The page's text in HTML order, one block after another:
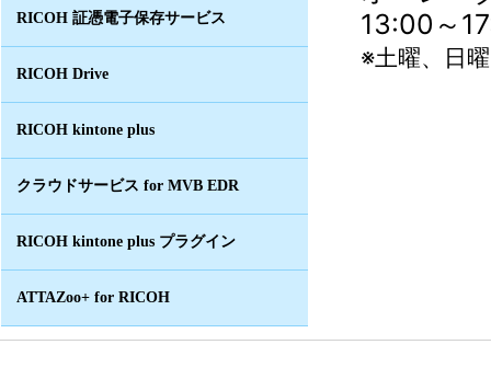
RICOH 証憑電子保存サービス
RICOH Drive
RICOH kintone plus
クラウドサービス for MVB EDR
RICOH kintone plus プラグイン
ATTAZoo+ for RICOH
13:00～
※土曜、日